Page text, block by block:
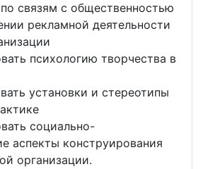
связям с общественностью
рекламной деятельности
психологию творчества в
установки и стереотипы
социально-
аспекты конструирования
организации.